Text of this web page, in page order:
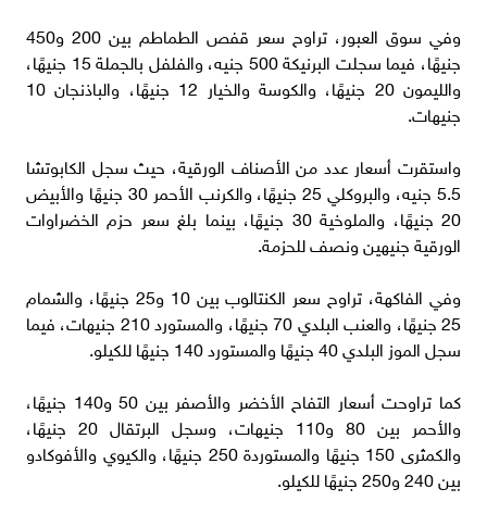
وفي سوق العبور، تراوح سعر قفص الطماطم بين 200 و450
جنيهًا، فيما سجلت البرنيكة 500 جنيه، والفلفل بالجملة 15 جنيهًا،
والليمون 20 جنيهًا، والكوسة والخيار 12 جنيهًا، والباذنجان 10
جنيهات.
واستقرت أسعار عدد من الأصناف الورقية، حيث سجل الكابوتشا
5.5 جنيه، والبروكلي 25 جنيهًا، والكرنب الأحمر 30 جنيهًا والأبيض
20 جنيهًا، والملوخية 30 جنيهًا، بينما بلغ سعر حزم الخضراوات
الورقية جنيهين ونصف للحزمة.
وفي الفاكهة، تراوح سعر الكنتالوب بين 10 و25 جنيهًا، والشمام
25 جنيهًا، والعنب البلدي 70 جنيهًا، والمستورد 210 جنيهات، فيما
سجل الموز البلدي 40 جنيهًا والمستورد 140 جنيهًا للكيلو.
كما تراوحت أسعار التفاح الأخضر والأصفر بين 50 و140 جنيهًا،
والأحمر بين 80 و110 جنيهات، وسجل البرتقال 20 جنيهًا،
والكمثرى 150 جنيهًا والمستوردة 250 جنيهًا، والكيوي والأفوكادو
بين 240 و250 جنيهًا للكيلو.